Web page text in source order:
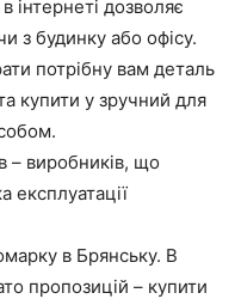
інтернеті дозволяє
з будинку або офісу.
потрібну вам деталь
купити у зручний для
– виробників, що
експлуатації
в Брянську. В
пропозицій – купити